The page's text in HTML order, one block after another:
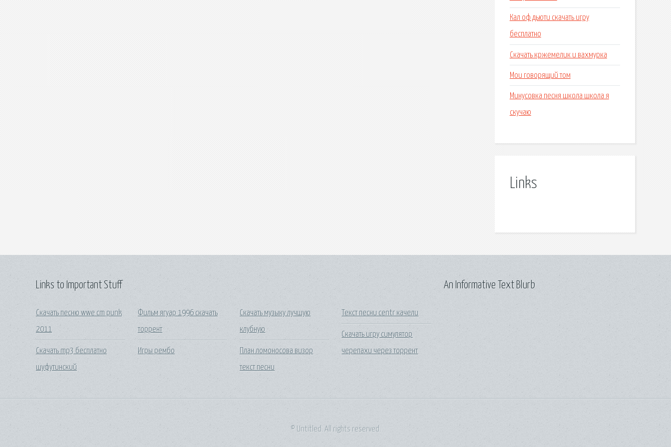
Кал оф дьюти скачать игру
бесплатно
Скачать кржемелик и вахмурка
Мои говорящий том
Минусовка песня школа школа я
скучаю
Links
Links to Important Stuff
Скачать песню wwe cm punk
2011
Скачать mp3 бесплатно
шуфутинский
Фильм ягуар 1996 скачать
торрент
Игры рембо
Скачать музыку лучшую
клубную
План ломоносова визор
текст песни
Текст песни centr качели
Скачать игру симулятор
черепахи через торрент
An Informative Text Blurb
© Untitled. All rights reserved.